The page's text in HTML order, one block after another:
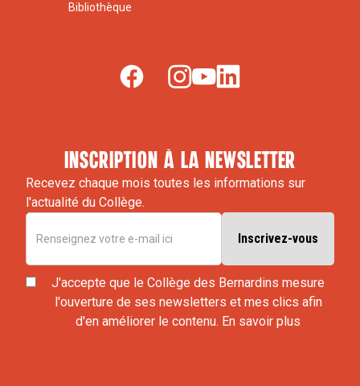
Bibliothèque
inscription à la newsletter
Recevez chaque mois toutes les informations sur
l'actualité du Collège.
J'accepte que le Collège des Bernardins mesure
l'ouverture de ses newsletters et mes clics afin
d'en améliorer le contenu. En savoir plus